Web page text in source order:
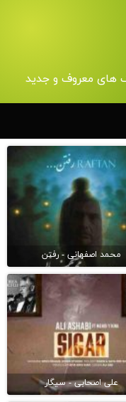
های معروف و جدید
محمد اصفهانی - رفتن
علی اصحابی - سیگار